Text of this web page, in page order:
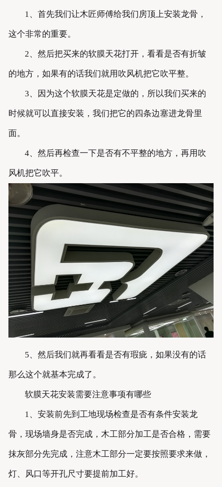
1、首先我们让木匠师傅给我们房顶上安装龙骨，
这个非常的重要。
2、然后把买来的软膜天花打开，看看是否有折皱
的地方，如果有的话我们就用吹风机把它吹平整。
3、因为这个软膜天花是定做的，所以我们买来的
时候就可以直接安装，我们把它的四条边塞进龙骨里
面。
4、然后再检查一下是否有不平整的地方，再用吹
风机把它吹平。
5、然后我们就再看看是否有瑕疵，如果没有的话
那么这个就基本完成了。
软膜天花安装需要注意事项有哪些
1、安装前先到工地现场检查是否有条件安装龙
骨，现场墙身是否完成，木工部分加工是否合格，需要
抹灰部分先完成，注意木工部分一定要按照要求来做，
灯、风口等开孔尺寸要提前加工好。